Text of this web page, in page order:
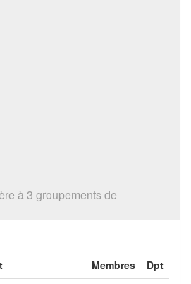
à 3 groupements de
Membres
Dpt